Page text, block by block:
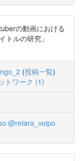
の動画における
トルの研究」
(投稿一覧)
トワーク (1)
@retara_voipo